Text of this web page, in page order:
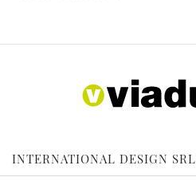
INTERNATIONAL DESIGN SRL